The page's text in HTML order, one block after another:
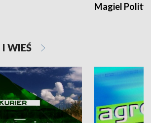
Magiel
WIEŚ